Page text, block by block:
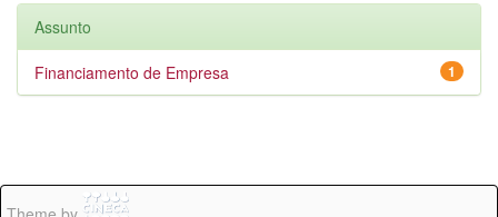
Assunto
1
Financiamento de Empresa